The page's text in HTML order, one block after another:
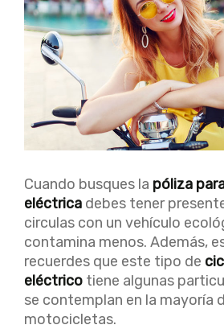
Cuando busques la póliza
eléctrica debes tener
circulas con un vehículo
contamina menos. Además,
recuerdes que este tipo de
eléctrico tiene algunas
se contemplan en la mayoría
motocicletas.